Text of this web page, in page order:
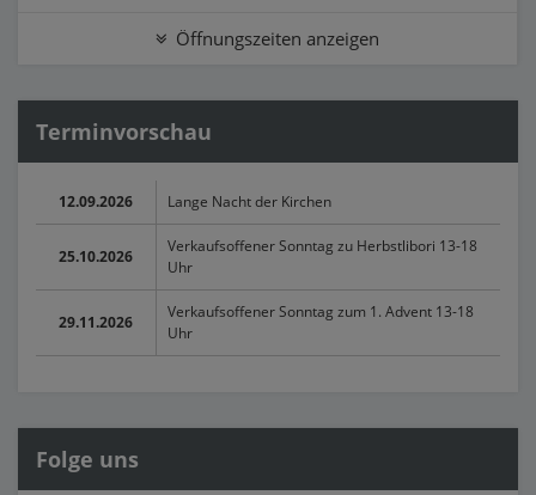
Öffnungszeiten anzeigen
Terminvorschau
12.09.2026 Lange Nacht der Kirchen
25.10.2026
Verkaufsoffener Sonntag zu Herbstlibori 13-18
Uhr
29.11.2026
Verkaufsoffener Sonntag zum 1. Advent 13-18
Uhr
Folge uns